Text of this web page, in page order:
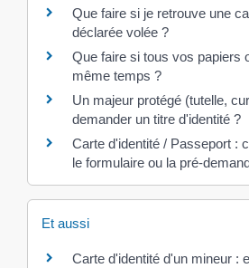
Que faire si je retrouve une
déclarée volée ?
Que faire si tous vos papiers
même temps ?
Un majeur protégé (tutelle,
demander un titre d'identité ?
Carte d'identité / Passeport :
le formulaire ou la pré-
Et aussi
Carte d'identité d'un mineur :